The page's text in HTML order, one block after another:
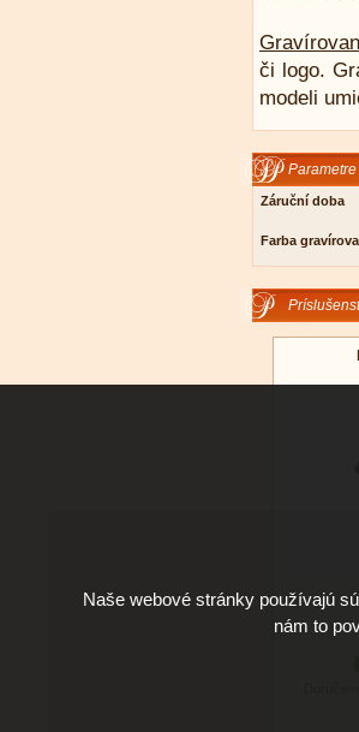
či logo.
modeli
Záruční doba
Farba
Naše webové stránky používajú
nám to